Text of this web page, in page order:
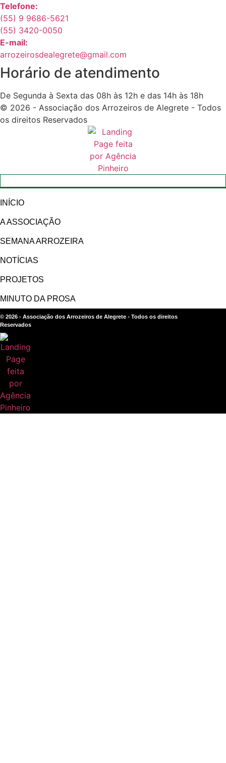
Telefone:
(55) 9 9686-5621
(55) 3420-0050
E-mail:
arrozeirosdealegrete@gmail.com
Horário de atendimento
De Segunda à Sexta das 08h às 12h e das 14h às 18h
© 2026 - Associação dos Arrozeiros de Alegrete - Todos
os direitos Reservados
INÍCIO
A ASSOCIAÇÃO
SEMANA ARROZEIRA
NOTÍCIAS
PROJETOS
MINUTO DA PROSA
© 2026 - Associação dos Arrozeiros de Alegrete - Todos os direitos
Reservados